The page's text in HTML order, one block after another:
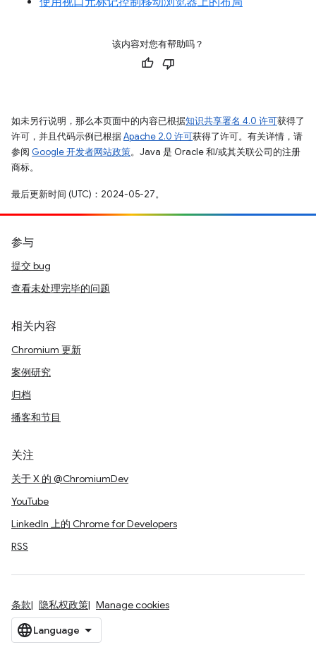
该内容对您有帮助吗？
如未另行说明，那么本页面中的内容已根据知识共享署名 4.0 许可获得了
许可，并且代码示例已根据Apache 2.0 许可获得了许可。有关详情，请
参阅 Google 开发者网站政策。Java 是 Oracle 和/或其关联公司的注册
商标。
最后更新时间 (UTC)：2024-05-27。
参与
提交 bug
查看未处理完毕的问题
相关内容
Chromium 更新
案例研究
归档
播客和节目
关注
关于 X 的 @ChromiumDev
YouTube
LinkedIn 上的 Chrome for Developers
RSS
条款 隐私权政策 Manage cookies